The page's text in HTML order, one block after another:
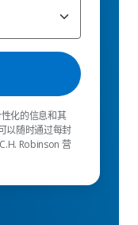
化的信息和其
以随时通过每封
Robinson 营